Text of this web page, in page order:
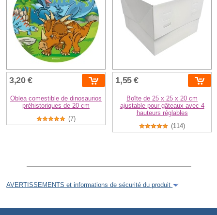
3,20 €
Oblea comestible de dinosaurios
préhistoriques de 20 cm
(7)
1,55 €
Boîte de 25 x 25 x 20 cm
ajustable pour gâteaux avec 4
hauteurs réglables
(114)
AVERTISSEMENTS et informations de sécurité du produit